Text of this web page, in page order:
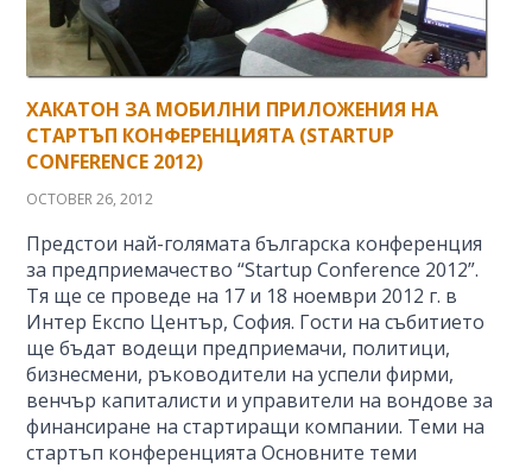
ХАКАТОН ЗА МОБИЛНИ ПРИЛОЖЕНИЯ НА
СТАРТЪП КОНФЕРЕНЦИЯТА (STARTUP
CONFERENCE 2012)
OCTOBER 26, 2012
Предстои най-голямата българска конференция
за предприемачество “Startup Conference 2012”.
Тя ще се проведе на 17 и 18 ноември 2012 г. в
Интер Експо Център, София. Гости на събитието
ще бъдат водещи предприемачи, политици,
бизнесмени, ръководители на успели фирми,
венчър капиталисти и управители на вондове за
финансиране на стартиращи компании. Теми на
стартъп конференцията Основните теми